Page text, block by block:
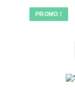
PROMO !